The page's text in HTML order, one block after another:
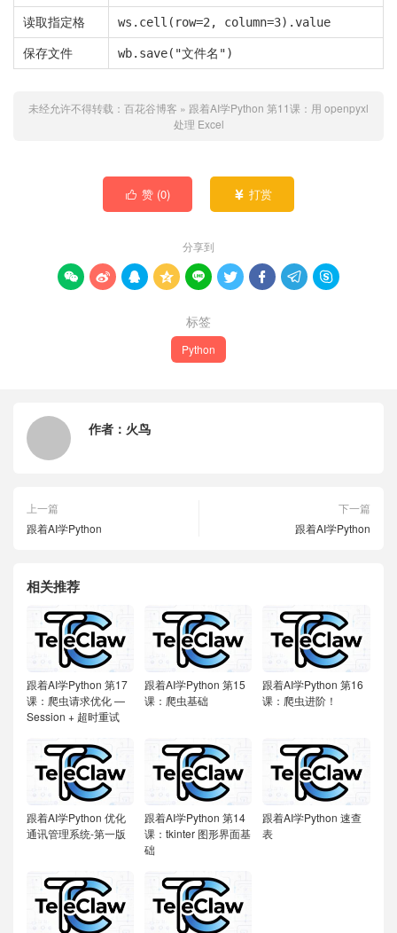
读取指定格 ws.cell(row=2, column=3).value
保存文件 wb.save("文件名")
未经允许不得转载： 百花谷博客 » 跟着AI学Python 第11课：用 openpyxl
处理 Excel
 赞 (0)  打赏
分享到
        
标签
Python
作者： 火鸟
上一篇
跟着AI学Python
下一篇
跟着AI学Python
相关推荐
跟着AI学Python 第17
课：爬虫请求优化 —
Session + 超时重试
跟着AI学Python第15
课：爬虫基础
跟着AI学Python第16
课：爬虫进阶！
跟着AI学Python 优化
通讯管理系统-第一版
跟着AI学Python第14
课：tkinter 图形界面基
础
跟着AI学Python速查
表